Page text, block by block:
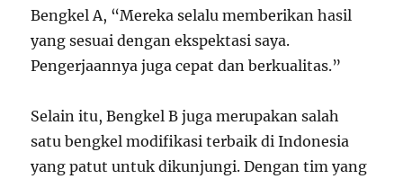
Bengkel A, “Mereka selalu memberikan hasil
yang sesuai dengan ekspektasi saya.
Pengerjaannya juga cepat dan berkualitas.”
Selain itu, Bengkel B juga merupakan salah
satu bengkel modifikasi terbaik di Indonesia
yang patut untuk dikunjungi. Dengan tim yang